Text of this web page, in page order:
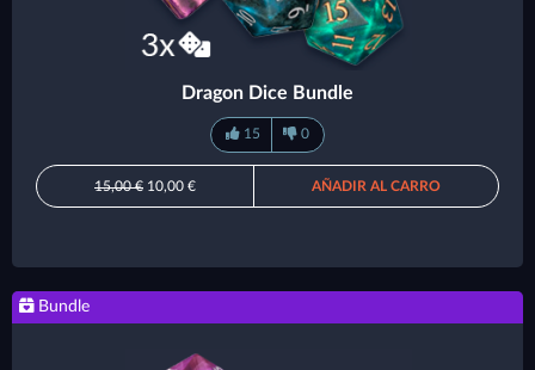
Dragon Dice Bundle
15 0
15,00 € 10,00 € AÑADIR AL CARRO
Bundle